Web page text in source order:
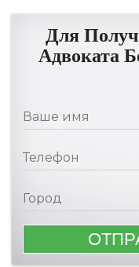
Для
Адвоката